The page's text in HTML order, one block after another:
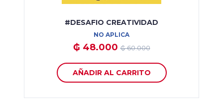
#DESAFIO CREATIVIDAD
NO APLICA
₲ 48.000₲ 60.000
AÑADIR AL CARRITO